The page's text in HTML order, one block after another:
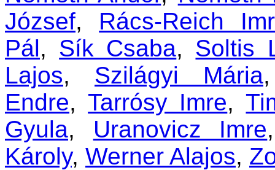
József, Rács-Reich
Pál, Sík Csaba, Soltis
Lajos, Szilágyi Mária
Endre,Tarrósy Imre,
Gyula, Uranovicz Imre
Károly, Werner Alajos,